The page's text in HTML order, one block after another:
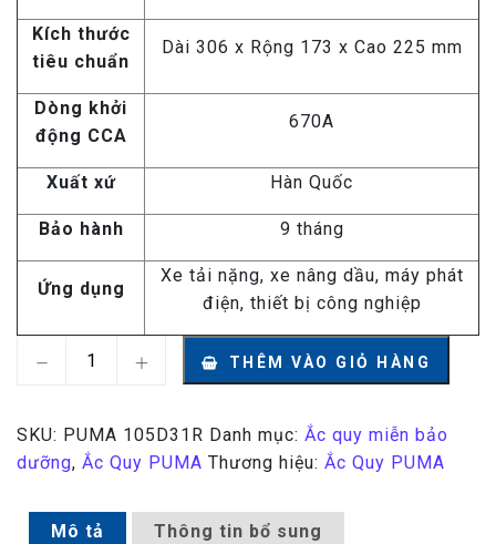
Kích thước
tiêu chuẩn
Dài 306 x Rộng 173 x Cao 225 mm
Dòng khởi
động CCA
670A
Xuất xứ Hàn Quốc
Bảo hành 9 tháng
Ứng dụng
Xe tải nặng, xe nâng dầu, máy phát
điện, thiết bị công nghiệp
Ắc Quy PUMA 105D31R 12V – 90AH số lượng
THÊM VÀO GIỎ HÀNG
SKU: PUMA 105D31R Danh mục: Ắc quy miễn bảo
dưỡng, Ắc Quy PUMA Thương hiệu: Ắc Quy PUMA
Mô tả Thông tin bổ sung